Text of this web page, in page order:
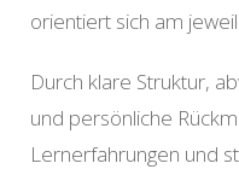
orientiert sich am
Durch klare Struktur,
und persönliche
Lernerfahrungen und